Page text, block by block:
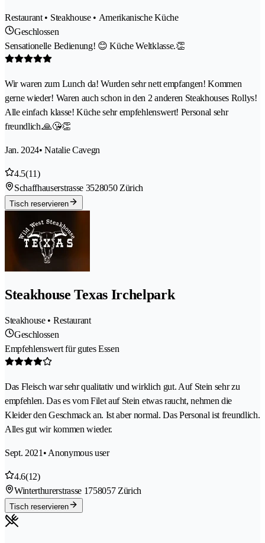
Restaurant • Steakhouse • Amerikanische Küche
Geschlossen
Sensationelle Bedienung! 😊 Küche Weltklasse.👏
Wir waren zum Lunch da! Wurden sehr nett empfangen! Kommen
gerne wieder! Waren auch schon in den 2 anderen Steakhouses Rollys!
Alle einfach klasse! Küche sehr empfehlenswert! Personal sehr
freundlich.🙏😘👏
Jan. 2024• Natalie Cavegn
4.5(11)
Schaffhauserstrasse 3528050 Zürich
Tisch reservieren
Steakhouse Texas Irchelpark
Steakhouse • Restaurant
Geschlossen
Empfehlenswert für gutes Essen
Das Fleisch war sehr qualitativ und wirklich gut. Auf Stein sehr zu
empfehlen. Das es vom Filet auf Stein etwas raucht, nehmen die
Kleider den Geschmack an. Ist aber normal. Das Personal ist freundlich.
Alles gut wir kommen wieder.
Sept. 2021 • Anonymous user
4.6(12)
Winterthurerstrasse 1758057 Zürich
Tisch reservieren